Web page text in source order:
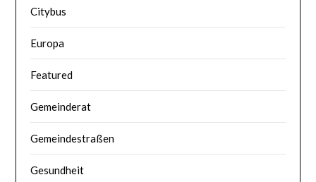
Citybus
Europa
Featured
Gemeinderat
Gemeindestraßen
Gesundheit